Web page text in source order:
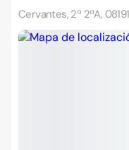
Cervantes, 2º 2ªA,